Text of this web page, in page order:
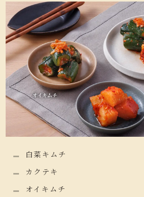
白菜キムチ
カクテキ
オイキムチ